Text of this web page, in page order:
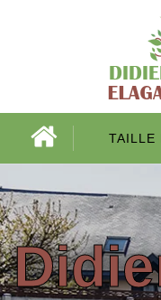
TAILLE